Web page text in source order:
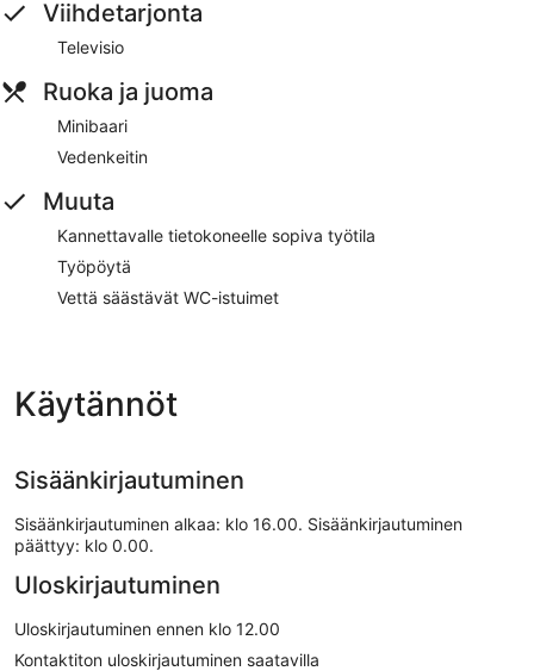
Viihdetarjonta
Televisio
Ruoka ja juoma
Minibaari
Vedenkeitin
Muuta
Kannettavalle tietokoneelle sopiva työtila
Työpöytä
Vettä säästävät WC-istuimet
Käytännöt
Sisäänkirjautuminen
Sisäänkirjautuminen alkaa: klo 16.00. Sisäänkirjautuminen
päättyy: klo 0.00.
Uloskirjautuminen
Uloskirjautuminen ennen klo 12.00
Kontaktiton uloskirjautuminen saatavilla